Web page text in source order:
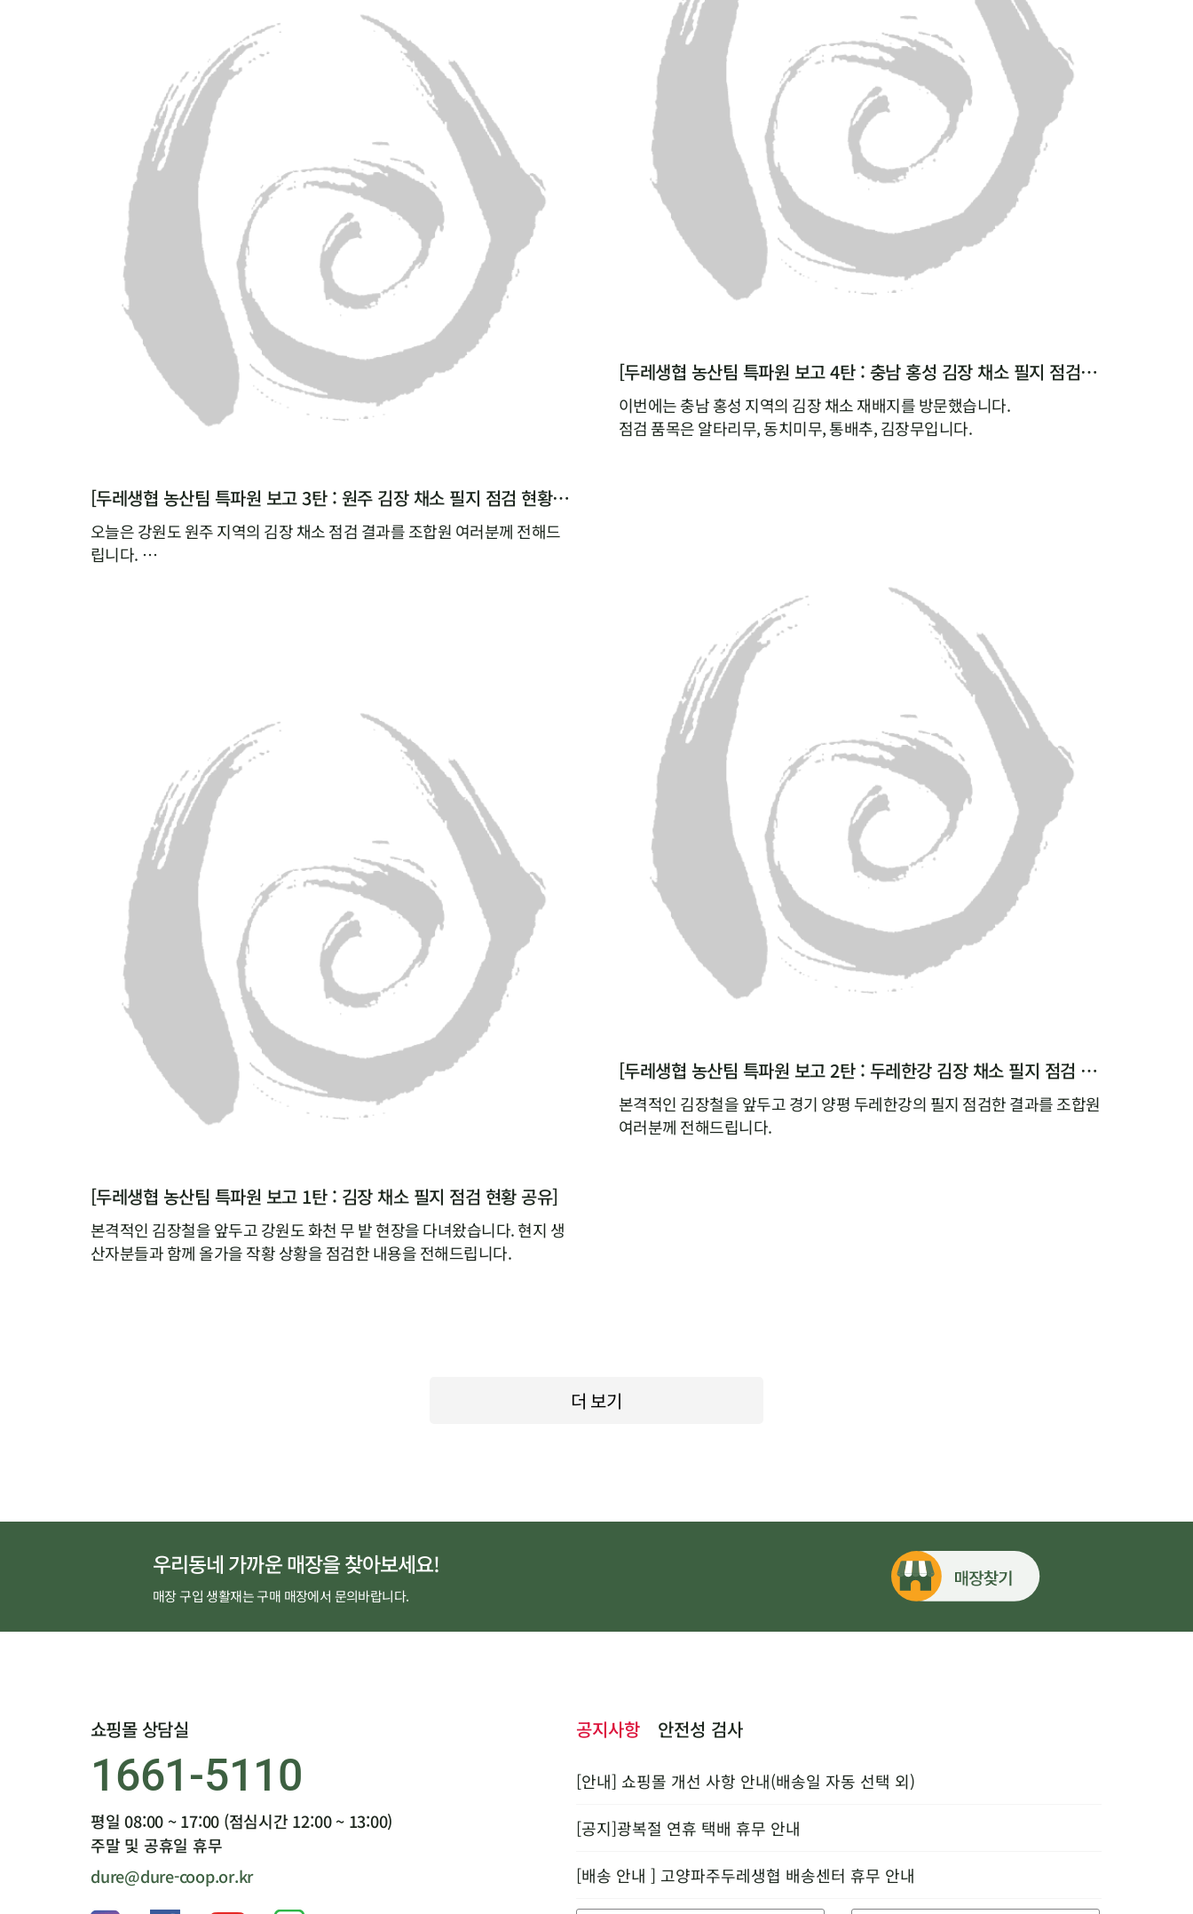
[두레생협 농산팀 특파원 보고 4탄 : 충남 홍성 김장 채소 필지 점검 현황 공유]
이번에는 충남 홍성 지역의 김장 채소 재배지를 방문했습니다.
점검 품목은 알타리무, 동치미무, 통배추, 김장무입니다.
[두레생협 농산팀 특파원 보고 3탄 : 원주 김장 채소 필지 점검 현황 공유]
오늘은 강원도 원주 지역의 김장 채소 점검 결과를 조합원 여러분께 전해드
립니다.
[두레생협 농산팀 특파원 보고 2탄 : 두레한강 김장 채소 필지 점검 현황 공유]
본격적인 김장철을 앞두고 경기 양평 두레한강의 필지 점검한 결과를 조합원
여러분께 전해드립니다.
[두레생협 농산팀 특파원 보고 1탄 : 김장 채소 필지 점검 현황 공유]
본격적인 김장철을 앞두고 강원도 화천 무 밭 현장을 다녀왔습니다. 현지 생
산자분들과 함께 올가을 작황 상황을 점검한 내용을 전해드립니다.
더 보기
우리동네 가까운 매장을 찾아보세요!
매장 구입 생활재는 구매 매장에서 문의바랍니다.
쇼핑몰 상담실
1661-5110
평일 08:00 ~ 17:00 (점심시간 12:00 ~ 13:00)
주말 및 공휴일 휴무
dure@dure-coop.or.kr
공지사항 안전성 검사
[안내] 쇼핑몰 개선 사항 안내(배송일 자동 선택 외)
[공지]광복절 연휴 택배 휴무 안내
[배송 안내 ] 고양파주두레생협 배송센터 휴무 안내